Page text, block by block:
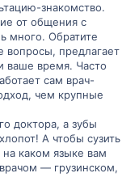
знакомство.
от общения с
много. Обратите
вопросы, предлагает
ваше время. Часто
сам врач-
чем крупные
доктора, а зубы
А чтобы сузить
каком языке вам
— грузинском,